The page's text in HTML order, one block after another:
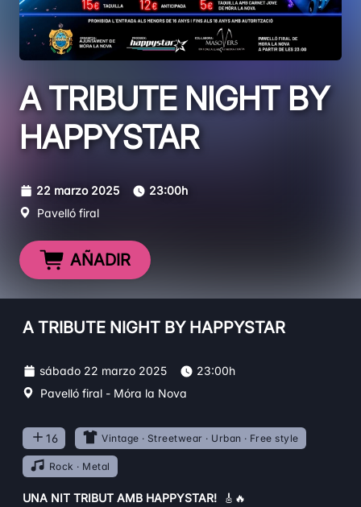
A TRIBUTE NIGHT BY
HAPPYSTAR
22 marzo 2025
23:00h
Pavelló firal
AÑADIR
A TRIBUTE NIGHT BY HAPPYSTAR
sábado 22 marzo 2025
23:00h
Pavelló firal - Móra la Nova
16 Vintage · Streetwear · Urban · Free style
Rock · Metal
UNA NIT TRIBUT AMB HAPPYSTAR! 🎸🔥